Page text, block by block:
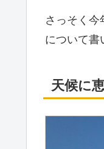
さっそく今
について書
天候に